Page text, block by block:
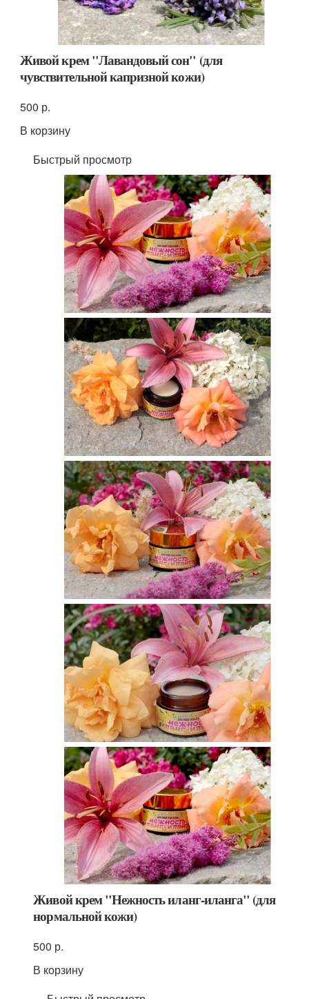
Живой крем "Лавандовый сон" (для
чувствительной капризной кожи)
500 р.
В корзину
Быстрый просмотр
Живой крем "Нежность иланг-иланга" (для
нормальной кожи)
500 р.
В корзину